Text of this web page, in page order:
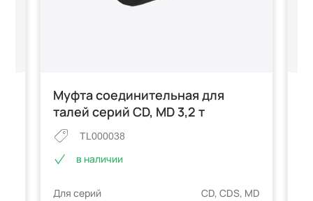
Муфта соединительная для
талей серий CD, MD 3,2 т
TL000038
в наличии
Для серий CD, CDS, MD